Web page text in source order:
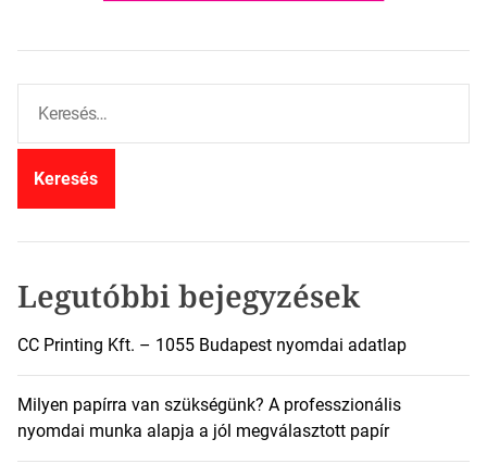
r
Legutóbbi bejegyzések
CC Printing Kft. – 1055 Budapest nyomdai adatlap
Milyen papírra van szükségünk? A professzionális
nyomdai munka alapja a jól megválasztott papír